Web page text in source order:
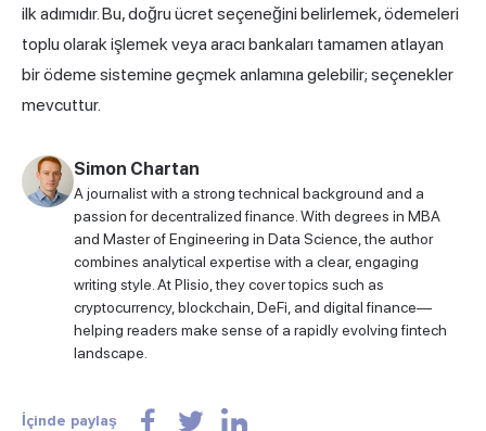
ilk adımıdır. Bu, doğru ücret seçeneğini belirlemek, ödemeleri
toplu olarak işlemek veya aracı bankaları tamamen atlayan
bir ödeme sistemine geçmek anlamına gelebilir; seçenekler
mevcuttur.
Simon Chartan
A journalist with a strong technical background and a
passion for decentralized finance. With degrees in MBA
and Master of Engineering in Data Science, the author
combines analytical expertise with a clear, engaging
writing style. At Plisio, they cover topics such as
cryptocurrency, blockchain, DeFi, and digital finance—
helping readers make sense of a rapidly evolving fintech
landscape.
İçinde paylaş